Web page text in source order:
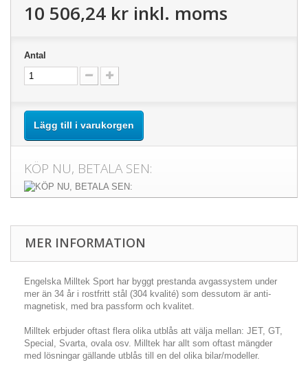
10 506,24 kr inkl. moms
Antal
Lägg till i varukorgen
KÖP NU, BETALA SEN:
MER INFORMATION
Engelska Milltek Sport har byggt prestanda avgassystem under
mer än 34 år i rostfritt stål (304 kvalité) som dessutom är anti-
magnetisk, med bra passform och kvalitet.
Milltek erbjuder oftast flera olika utblås att välja mellan: JET, GT,
Special, Svarta, ovala osv. Milltek har allt som oftast mängder
med lösningar gällande utblås till en del olika bilar/modeller.